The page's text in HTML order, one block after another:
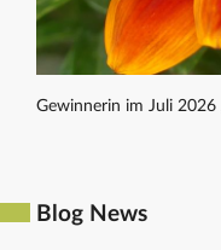
Gewinnerin im Juli 2026
Blog News